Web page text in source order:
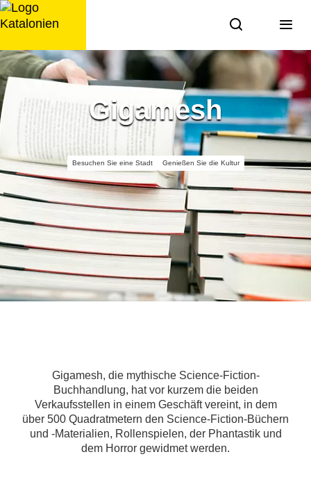
Zum
Inhalt
Gigamesh
Besuchen Sie eine Stadt Genießen Sie die Kultur
Gigamesh, die mythische Science-Fiction-
Buchhandlung, hat vor kurzem die beiden
Verkaufsstellen in einem Geschäft vereint, in dem
über 500 Quadratmetern den Science-Fiction-Büchern
und -Materialien, Rollenspielen, der Phantastik und
dem Horror gewidmet werden.